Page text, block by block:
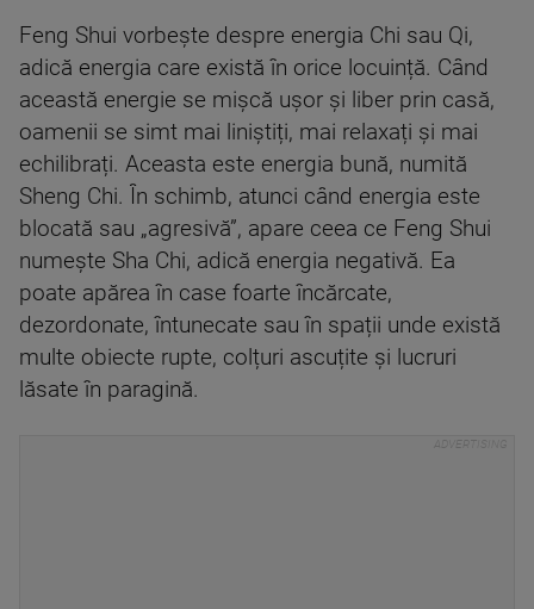
Feng Shui vorbește despre energia Chi sau Qi,
adică energia care există în orice locuință. Când
această energie se mișcă ușor și liber prin casă,
oamenii se simt mai liniștiți, mai relaxați și mai
echilibrați. Aceasta este energia bună, numită
Sheng Chi. În schimb, atunci când energia este
blocată sau „agresivă”, apare ceea ce Feng Shui
numește Sha Chi, adică energia negativă. Ea
poate apărea în case foarte încărcate,
dezordonate, întunecate sau în spații unde există
multe obiecte rupte, colțuri ascuțite și lucruri
lăsate în paragină.